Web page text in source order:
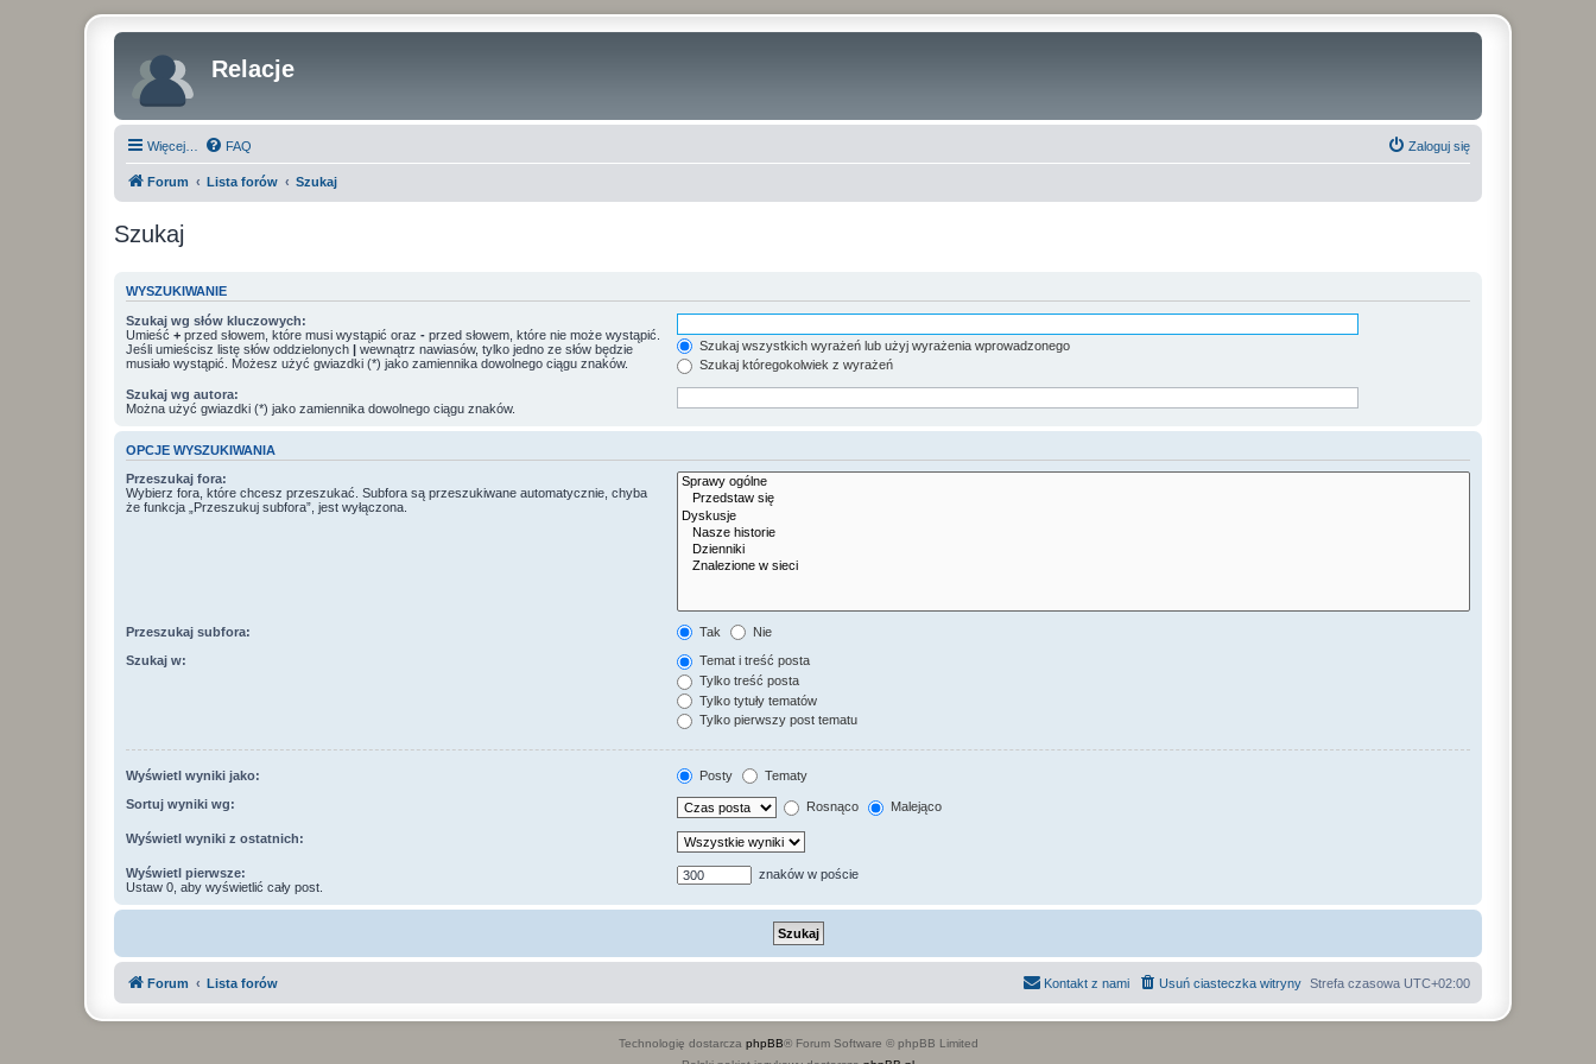
Relacje
Więcej… FAQ Zaloguj się
Forum Lista forów Szukaj
Szukaj
WYSZUKIWANIE
Szukaj wg słów kluczowych:
Umieść + przed słowem, które musi wystąpić oraz - przed słowem, które nie może wystąpić.
Jeśli umieścisz listę słów oddzielonych | wewnątrz nawiasów, tylko jedno ze słów będzie
musiało wystąpić. Możesz użyć gwiazdki (*) jako zamiennika dowolnego ciągu znaków.
Szukaj wszystkich wyrażeń lub użyj wyrażenia wprowadzonego
Szukaj któregokolwiek z wyrażeń
Szukaj wg autora:
Można użyć gwiazdki (*) jako zamiennika dowolnego ciągu znaków.
OPCJE WYSZUKIWANIA
Przeszukaj fora:
Wybierz fora, które chcesz przeszukać. Subfora są przeszukiwane automatycznie, chyba
że funkcja „Przeszukuj subfora”, jest wyłączona.
Przeszukaj subfora: Tak Nie
Szukaj w:
Temat i treść posta
Tylko treść posta
Tylko tytuły tematów
Tylko pierwszy post tematu
Wyświetl wyniki jako: Posty Tematy
Sortuj wyniki wg: Rosnąco Malejąco
Wyświetl wyniki z ostatnich:
Wyświetl pierwsze:
Ustaw 0, aby wyświetlić cały post.
znaków w poście
Forum Lista forów Strefa czasowa UTC+02:00
Usuń ciasteczka witryny
Kontakt z nami
Technologię dostarcza phpBB® Forum Software © phpBB Limited